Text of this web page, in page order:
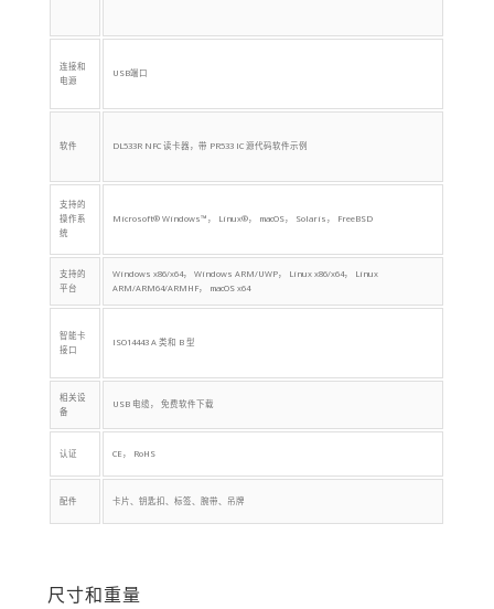
连接和
电源
USB端口
软件 DL533R NFC 读卡器，带 PR533 IC 源代码软件示例
支持的
操作系
统
Microsoft® Windows™， Linux®， macOS， Solaris， FreeBSD
支持的
平台
Windows x86/x64， Windows ARM/UWP， Linux x86/x64， Linux
ARM/ARM64/ARMHF， macOS x64
智能卡
接口
ISO14443 A 类和 B 型
相关设
备
USB 电缆， 免费软件下载
认证 CE， RoHS
配件 卡片、钥匙扣、标签、腕带、吊牌
尺寸和重量